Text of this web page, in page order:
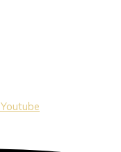
Youtube